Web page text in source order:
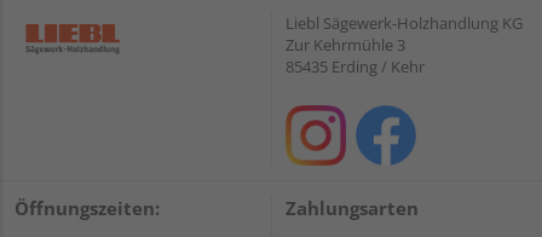
Liebl Sägewerk-Holzhandlung KG
Zur Kehrmühle 3
85435 Erding / Kehr
Öffnungszeiten: Zahlungsarten